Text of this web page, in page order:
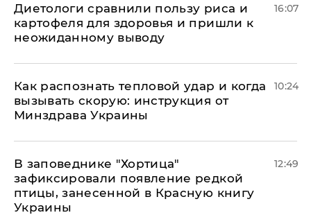
Диетологи сравнили пользу риса и
картофеля для здоровья и пришли к
неожиданному выводу
16:07
Как распознать тепловой удар и когда
вызывать скорую: инструкция от
Минздрава Украины
10:24
В заповеднике "Хортица"
зафиксировали появление редкой
птицы, занесенной в Красную книгу
Украины
12:49